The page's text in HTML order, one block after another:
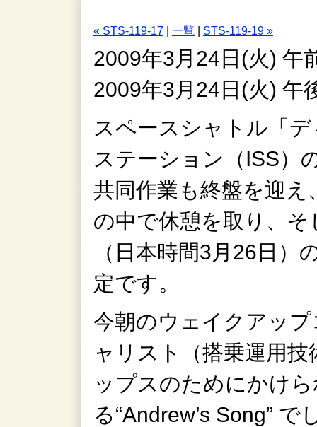
« STS-119-17 一覧 STS-119-19 »
2009年3月24日(火) 午
2009年3月24日(火) 午
スペースシャトル「
ステーション（ISS）
共同作業も終盤を迎
の中で休憩を取り、
（日本時間3月26日）
定です。
今朝のウェイクアッ
ャリスト（搭乗運用
ップスのためにかけ
る“Andrew’s Song”